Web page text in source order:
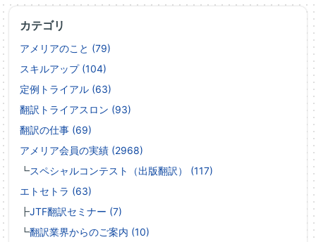
カテゴリ
アメリアのこと (79)
スキルアップ (104)
定例トライアル (63)
翻訳トライアスロン (93)
翻訳の仕事 (69)
アメリア会員の実績 (2968)
┗スペシャルコンテスト（出版翻訳） (117)
エトセトラ (63)
┣JTF翻訳セミナー (7)
┗翻訳業界からのご案内 (10)